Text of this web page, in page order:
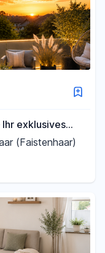
Preis zurücksetzen
exklusives
(Faistenhaar)